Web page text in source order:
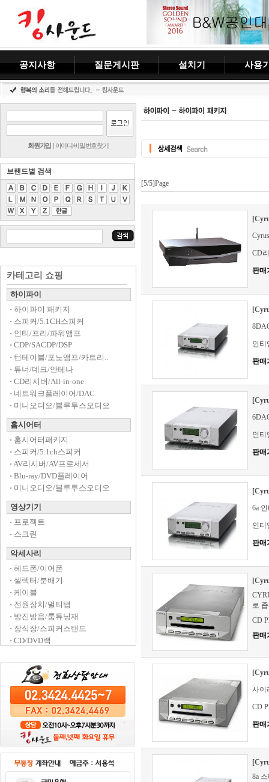
공지사항 질문게시판 설치기 사용
회원가입 | 아이디/비밀번호찾기
브랜드별 검색
카테고리 쇼핑
하이파이
· 하이파이 패키지
· 스피커/5.1CH스피커
· 인티/프리/파워앰프
· CDP/SACDP/DSP
· 턴테이블/포노앰프/카트리..
· 튜너/데크/안테나
· CD리시버/All-in-one
· 네트워크플레이어/DAC
· 미니오디오/블루투스오디오
홈시어터
· 홈시어터패키지
· 스피커/5.1ch스피커
· AV리시버/AV프로세서
· Blu-ray/DVD플레이어
· 미니오디오/블루투스오디오
영상기기
· 프로젝트
· 스크린
악세사리
· 헤드폰/이어폰
· 셀렉터/분배기
· 케이블
· 전원장치/멀티탭
· 방진방음/룸튜닝재
· 장식장/스피커스탠드
· CD/DVD랙
[5/5]Page
CD
판매
인티
판매
인티
판매
6a
인티
판매
로
CD
판매
사이
CD
판매
8a